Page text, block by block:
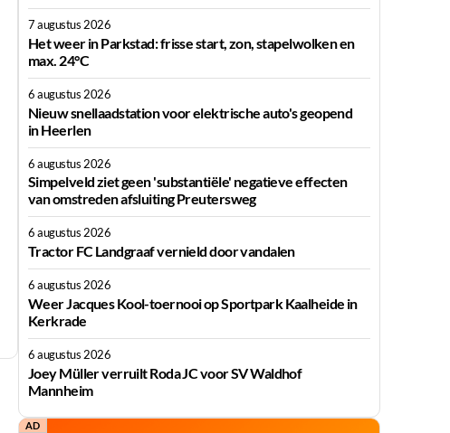
7 augustus 2026
Het weer in Parkstad: frisse start, zon, stapelwolken en
max. 24°C
6 augustus 2026
Nieuw snellaadstation voor elektrische auto's geopend
in Heerlen
6 augustus 2026
Simpelveld ziet geen 'substantiële' negatieve effecten
van omstreden afsluiting Preutersweg
6 augustus 2026
Tractor FC Landgraaf vernield door vandalen
6 augustus 2026
Weer Jacques Kool-toernooi op Sportpark Kaalheide in
Kerkrade
6 augustus 2026
Joey Müller verruilt Roda JC voor SV Waldhof
Mannheim
AD